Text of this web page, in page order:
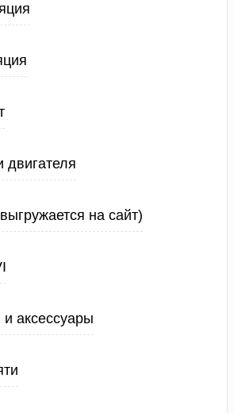
двигателя
на сайт)
и аксессуары